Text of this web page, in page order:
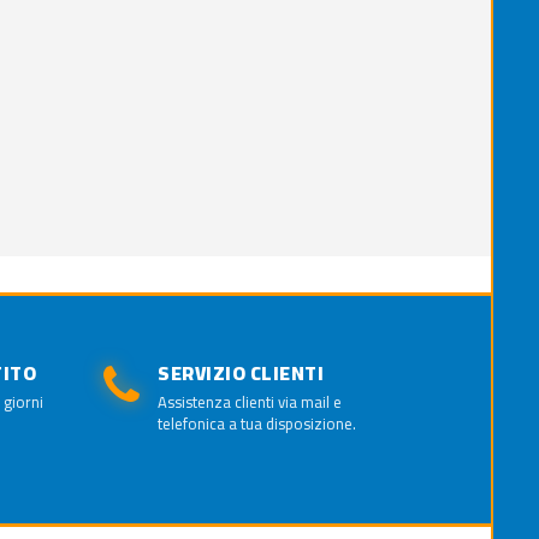
SERVIZIO CLIENTI
Assistenza clienti via mail e
telefonica a tua disposizione.